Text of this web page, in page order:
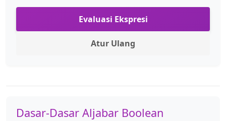
Evaluasi Ekspresi
Atur Ulang
Dasar-Dasar Aljabar Boolean